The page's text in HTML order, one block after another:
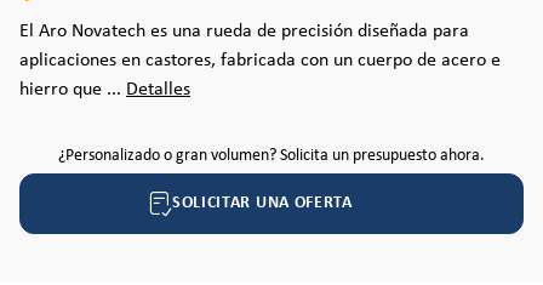
El Aro Novatech es una rueda de precisión diseñada para
aplicaciones en castores, fabricada con un cuerpo de acero e
hierro que ... Detalles
¿Personalizado o gran volumen? Solicita un presupuesto ahora.
SOLICITAR UNA OFERTA